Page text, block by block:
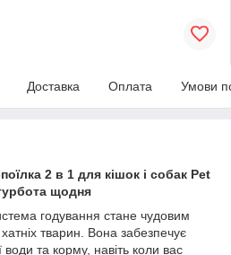
Доставка Оплата Умови
2 в 1 для кішок і собак Pet
щодня
годування стане чудовим
тварин. Вона забезпечує
води та корму, навіть коли вас